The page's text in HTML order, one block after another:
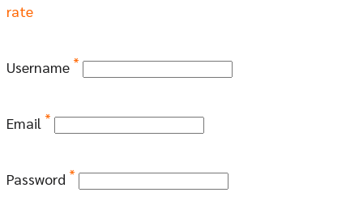
rate
Username *
Email *
Password *